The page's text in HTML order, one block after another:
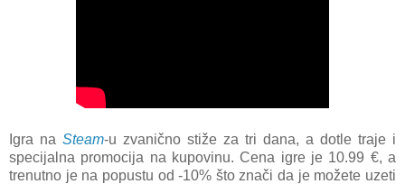
Igra na Steam-u zvanično stiže za tri dana, a dotle traje i
specijalna promocija na kupovinu. Cena igre je 10.99 €, a
trenutno je na popustu od -10% što znači da je možete uzeti